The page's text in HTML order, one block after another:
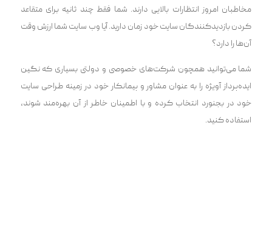
مخاطبان امروز انتظارات بالایی دارند. شما فقط چند ثانیه برای متقاعد
کردن بازدیدکنندگان سایت خود زمان دارید. آیا وب سایت شما ارزش وقت
آن‌ها را دارد؟
شما‌ می‌توانید همچون شرکت‌های خصوصی و دولتی بسیاری که نگین
ایده‌پرداز آویژه را به عنوان مشاور و پیمانکار خود در زمینه طراحی سایت
خود در بجنورد انتخاب کرده و با اطمینان خاطر از آن بهره‌مند شوند،
استفاده کنید.